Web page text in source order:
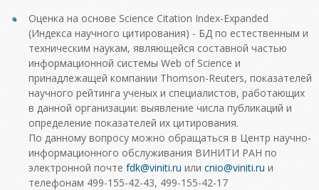
Оценка на основе Science Citation Index-Expanded
(Индекса научного цитирования) - БД по естественным и
техническим наукам, являющейся составной частью
информационной системы Web of Science и
принадлежащей компании Thomson-Reuters, показателей
научного рейтинга ученых и специалистов, работающих
в данной организации: выявление числа публикаций и
определение показателей их цитирования.
По данному вопросу можно обращаться в Центр научно-
информационного обслуживания ВИНИТИ РАН по
электронной почте
или
и
телефонам 499-155-42-43, 499-155-42-17